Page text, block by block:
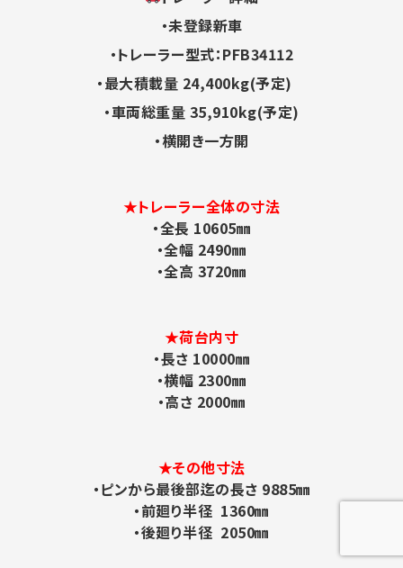
・未登録新車
・トレーラー型式：PFB34112
・最大積載量 24,400kg(予定)
・車両総重量 35,910kg(予定)
・横開き一方開
★トレーラー全体の寸法
・全長 10605㎜
・全幅 2490㎜
・全高 3720㎜
★荷台内寸
・長さ 10000㎜
・横幅 2300㎜
・高さ 2000㎜
★その他寸法
・ピンから最後部迄の長さ 9885㎜
・前廻り半径 1360㎜
・後廻り半径 2050㎜